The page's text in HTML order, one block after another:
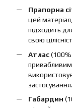
Прапорна
цей
підходить
свою
Атлас(100%
привабливим
застосування.
Габардин